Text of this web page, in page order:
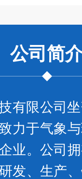
公司 简
有限公司
于气象
业。公司
发、生产